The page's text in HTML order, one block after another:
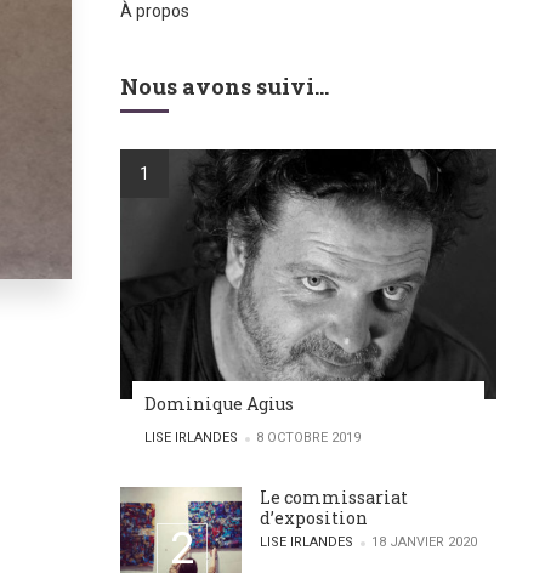
À propos
Nous avons suivi…
Dominique Agius
POSTED BY
LISE IRLANDES 8 OCTOBRE 2019
Le commissariat
d’exposition
POSTED BY
LISE IRLANDES 18 JANVIER 2020